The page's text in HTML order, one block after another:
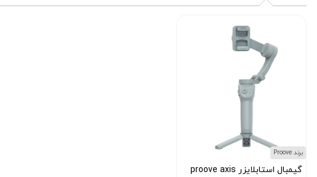
برند Proove
گیمبال استابلایزر proove axis